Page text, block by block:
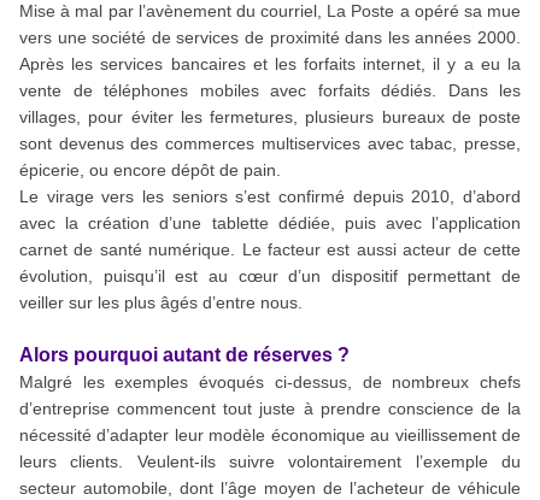
Mise à mal par l’avènement du courriel, La Poste a opéré sa mue
vers une société de services de proximité dans les années 2000.
Après les services bancaires et les forfaits internet, il y a eu la
vente de téléphones mobiles avec forfaits dédiés. Dans les
villages, pour éviter les fermetures, plusieurs bureaux de poste
sont devenus des commerces multiservices avec tabac, presse,
épicerie, ou encore dépôt de pain.
Le virage vers les seniors s’est confirmé depuis 2010, d’abord
avec la création d’une tablette dédiée, puis avec l’application
carnet de santé numérique. Le facteur est aussi acteur de cette
évolution, puisqu’il est au cœur d’un dispositif permettant de
veiller sur les plus âgés d’entre nous.
Alors pourquoi autant de réserves ?
Malgré les exemples évoqués ci-dessus, de nombreux chefs
d’entreprise commencent tout juste à prendre conscience de la
nécessité d’adapter leur modèle économique au vieillissement de
leurs clients. Veulent-ils suivre volontairement l’exemple du
secteur automobile, dont l’âge moyen de l’acheteur de véhicule